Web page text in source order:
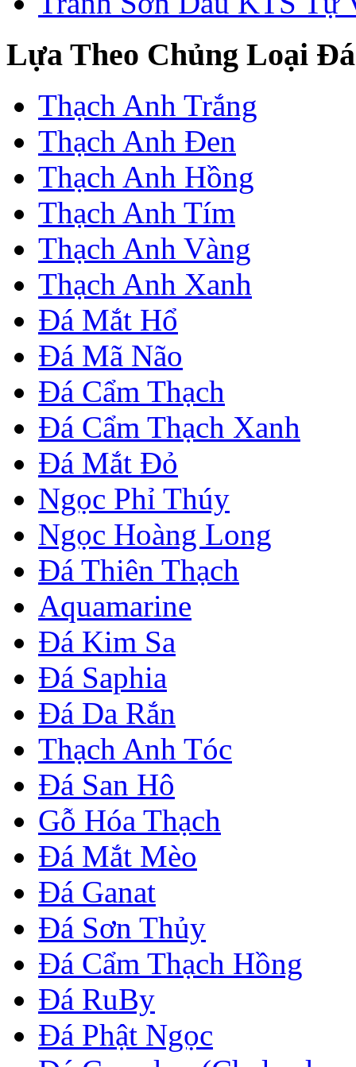
Lựa Theo Chủng Loại Đá
Thạch Anh Trắng
Thạch Anh Đen
Thạch Anh Hồng
Thạch Anh Tím
Thạch Anh Vàng
Thạch Anh Xanh
Đá Mắt Hổ
Đá Mã Não
Đá Cẩm Thạch
Đá Cẩm Thạch Xanh
Đá Mắt Đỏ
Ngọc Phỉ Thúy
Ngọc Hoàng Long
Đá Thiên Thạch
Aquamarine
Đá Kim Sa
Đá Saphia
Đá Da Rắn
Thạch Anh Tóc
Đá San Hô
Gỗ Hóa Thạch
Đá Mắt Mèo
Đá Ganat
Đá Sơn Thủy
Đá Cẩm Thạch Hồng
Đá RuBy
Đá Phật Ngọc